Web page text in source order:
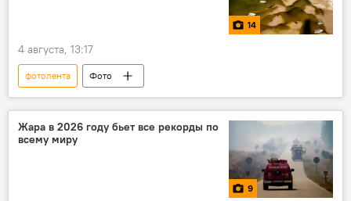
14
4 августа, 13:17
фотолента Фото
Жара в 2026 году бьет все рекорды по
всему миру
9